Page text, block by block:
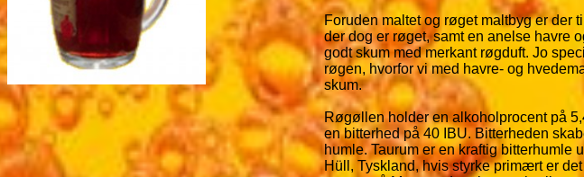
Foruden maltet og røget maltbyg er der
der dog er røget, samt en anelse havre
godt skum med merkant røgduft. Jo
røgen, hvorfor vi med havre- og
skum.
Røgøllen holder en alkoholprocent på
en bitterhed på 40 IBU. Bitterheden
humle. Taurum er en kraftig bitterhumle
Hüll, Tyskland, hvis styrke primært er